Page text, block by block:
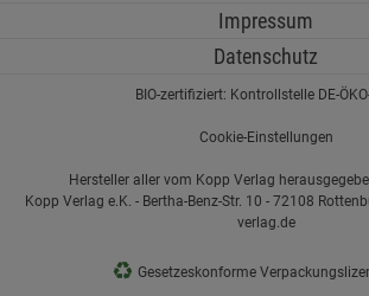
Impressum
Datenschutz
BIO-zertifiziert: Kontrollstelle DE-
Cookie-Einstellungen
Hersteller aller vom Kopp Verlag
Kopp Verlag e.K. - Bertha-Benz-Str. 10 - 72108
verlag.de
♻ Gesetzeskonforme
Marketing Cookies (3)